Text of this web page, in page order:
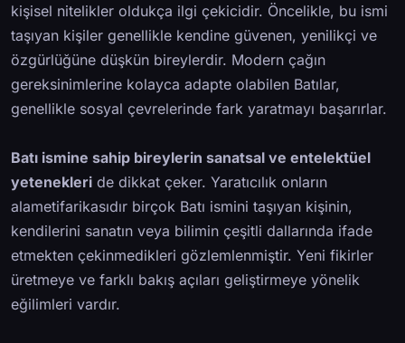
kişisel nitelikler oldukça ilgi çekicidir. Öncelikle, bu ismi
taşıyan kişiler genellikle kendine güvenen, yenilikçi ve
özgürlüğüne düşkün bireylerdir. Modern çağın
gereksinimlerine kolayca adapte olabilen Batılar,
genellikle sosyal çevrelerinde fark yaratmayı başarırlar.
Batı ismine sahip bireylerin sanatsal ve entelektüel
yetenekleri de dikkat çeker. Yaratıcılık onların
alametifarikasıdır birçok Batı ismini taşıyan kişinin,
kendilerini sanatın veya bilimin çeşitli dallarında ifade
etmekten çekinmedikleri gözlemlenmiştir. Yeni fikirler
üretmeye ve farklı bakış açıları geliştirmeye yönelik
eğilimleri vardır.